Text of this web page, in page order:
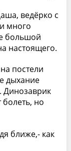
ведёрко с
много
большой
настоящего.
постели
дыхание
Динозаврик
но
ближе,- как